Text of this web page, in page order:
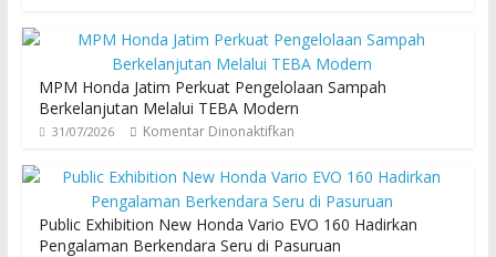
MPM Honda Jatim Perkuat Pengelolaan Sampah
Berkelanjutan Melalui TEBA Modern
31/07/2026 Komentar Dinonaktifkan
Public Exhibition New Honda Vario EVO 160 Hadirkan
Pengalaman Berkendara Seru di Pasuruan